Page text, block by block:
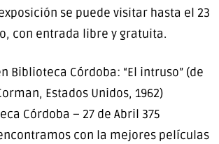
se puede visitar hasta el 23
con entrada libre y gratuita.
Biblioteca Córdoba: “El intruso” (de
Estados Unidos, 1962)
Córdoba – 27 de Abril 375
con la mejores películas